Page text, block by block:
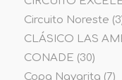
Circuito Noreste
CLÁSICO LAS
CONADE (30)
Copa Nayarita (7)